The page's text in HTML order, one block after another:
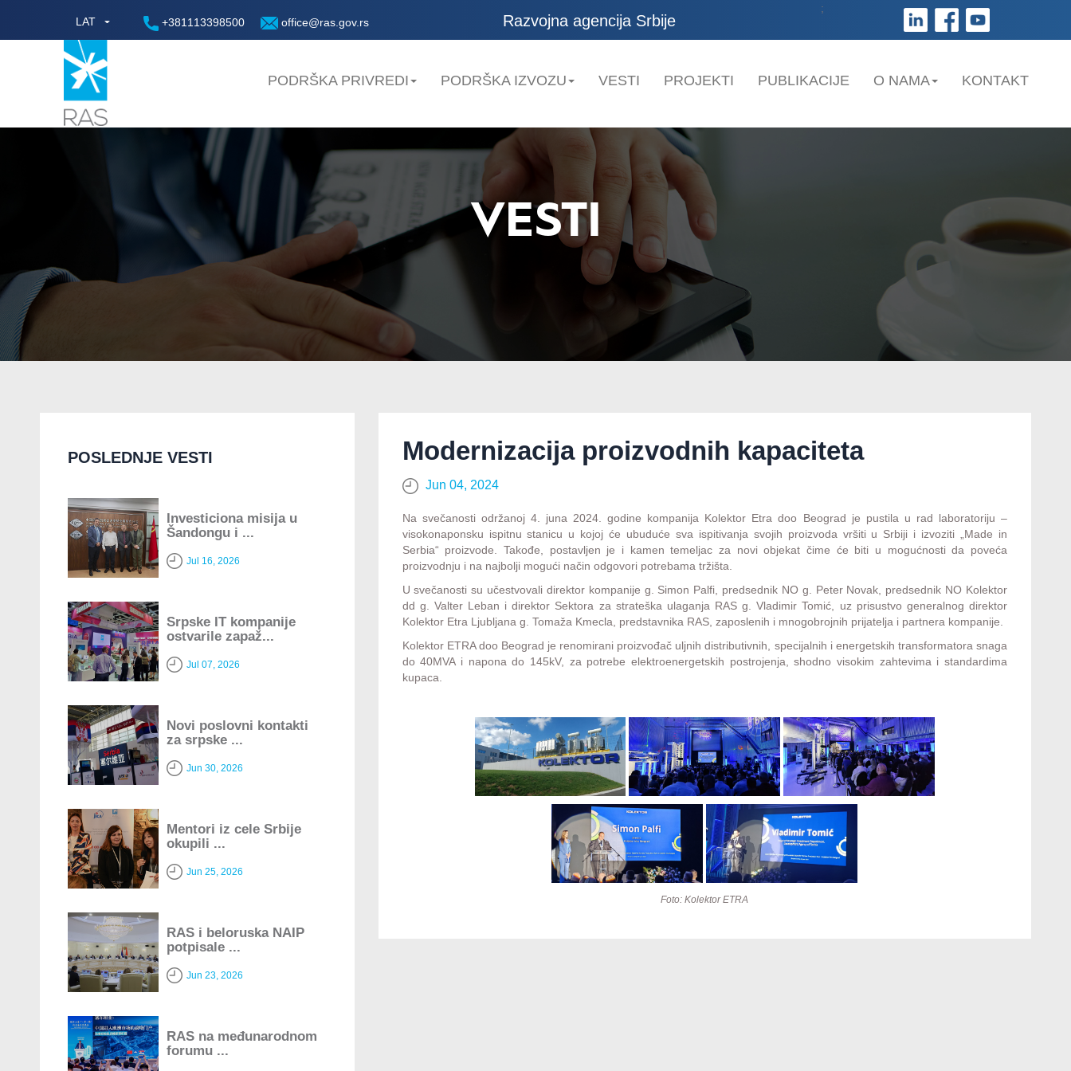
LAT +381113398500 office@ras.gov.rs Razvojna agencija Srbije
;
PODRŠKA PRIVREDI PODRŠKA IZVOZU VESTI PROJEKTI PUBLIKACIJE O NAMA KONTAKT
VESTI
POSLEDNJE VESTI
Investiciona misija u
Šandongu i ...
Jul 16, 2026
Srpske IT kompanije
ostvarile zapaž...
Jul 07, 2026
Novi poslovni kontakti
za srpske ...
Jun 30, 2026
Mentori iz cele Srbije
okupili ...
Jun 25, 2026
RAS i beloruska NAIP
potpisale ...
Jun 23, 2026
RAS na međunarodnom
forumu ...
Modernizacija proizvodnih kapaciteta
Jun 04, 2024
Na svečanosti održanoj 4. juna 2024. godine kompanija Kolektor Etra doo Beograd je pustila u rad laboratoriju –
visokonaponsku ispitnu stanicu u kojoj će ubuduće sva ispitivanja svojih proizvoda vršiti u Srbiji i izvoziti „Made in
Serbia“ proizvode. Takođe, postavljen je i kamen temeljac za novi objekat čime će biti u mogućnosti da poveća
proizvodnju i na najbolji mogući način odgovori potrebama tržišta.
U svečanosti su učestvovali direktor kompanije g. Simon Palfi, predsednik NO g. Peter Novak, predsednik NO Kolektor
dd g. Valter Leban i direktor Sektora za strateška ulaganja RAS g. Vladimir Tomić, uz prisustvo generalnog direktor
Kolektor Etra Ljubljana g. Tomaža Kmecla, predstavnika RAS, zaposlenih i mnogobrojnih prijatelja i partnera kompanije.
Kolektor ETRA doo Beograd je renomirani proizvođač uljnih distributivnih, specijalnih i energetskih transformatora snaga
do 40MVA i napona do 145kV, za potrebe elektroenergetskih postrojenja, shodno visokim zahtevima i standardima
kupaca.
Foto: Kolektor ETRA